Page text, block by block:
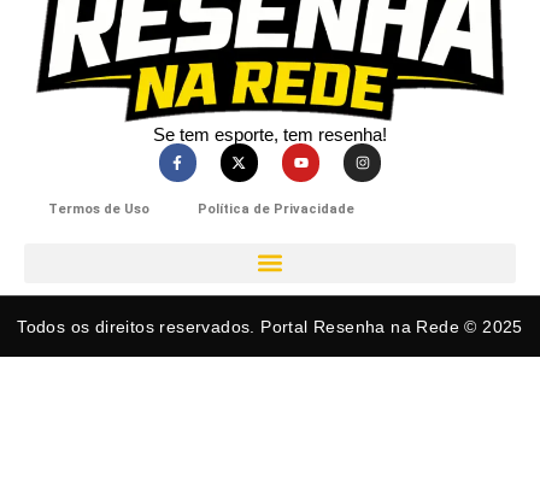
Se tem esporte, tem resenha!​
Termos de Uso Política de Privacidade
Todos os direitos reservados. Portal Resenha na Rede © 2025